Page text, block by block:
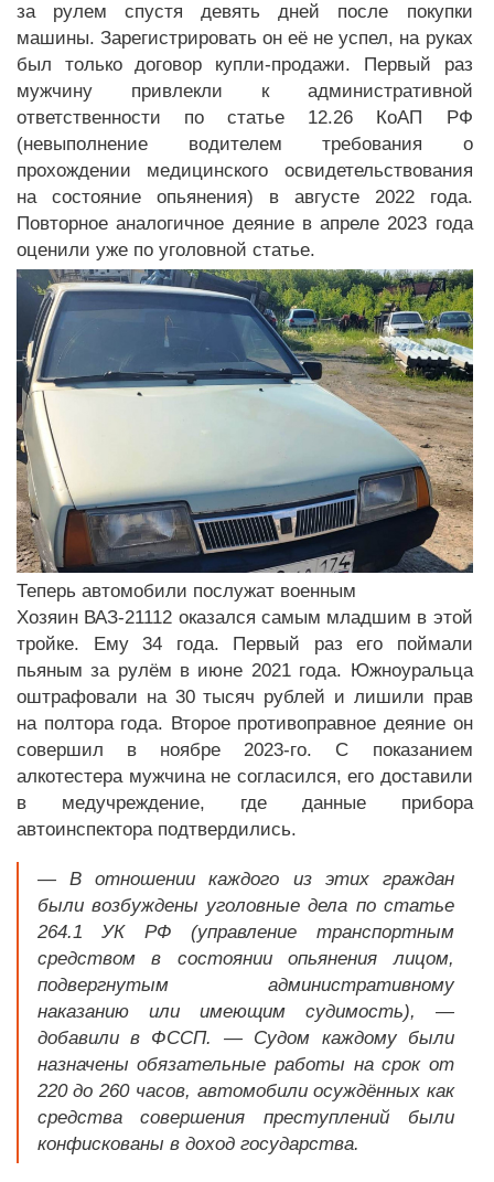
за рулем спустя девять дней после покупки
машины. Зарегистрировать он её не успел, на руках
был только договор купли-продажи. Первый раз
мужчину привлекли к административной
ответственности по статье 12.26 КоАП РФ
(невыполнение водителем требования о
прохождении медицинского освидетельствования
на состояние опьянения) в августе 2022 года.
Повторное аналогичное деяние в апреле 2023 года
оценили уже по уголовной статье.
Теперь автомобили послужат военным
Хозяин ВАЗ-21112 оказался самым младшим в этой
тройке. Ему 34 года. Первый раз его поймали
пьяным за рулём в июне 2021 года. Южноуральца
оштрафовали на 30 тысяч рублей и лишили прав
на полтора года. Второе противоправное деяние он
совершил в ноябре 2023-го. С показанием
алкотестера мужчина не согласился, его доставили
в медучреждение, где данные прибора
автоинспектора подтвердились.
— В отношении каждого из этих граждан
были возбуждены уголовные дела по статье
264.1 УК РФ (управление транспортным
средством в состоянии опьянения лицом,
подвергнутым административному
наказанию или имеющим судимость), —
добавили в ФССП. — Судом каждому были
назначены обязательные работы на срок от
220 до 260 часов, автомобили осуждённых как
средства совершения преступлений были
конфискованы в доход государства.